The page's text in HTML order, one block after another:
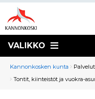
VALIKKO
Murupolku
You
are
Kannonkosken kunta Palvelut
Tontit, kiinteistöt ja vuokra-